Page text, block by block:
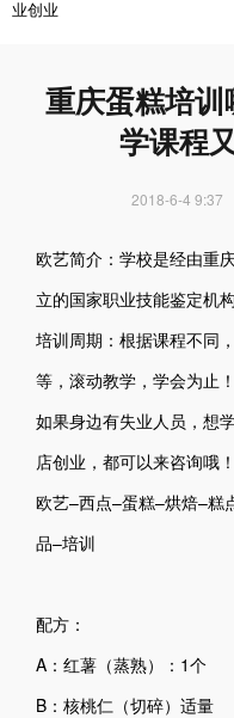
业创业
重庆蛋糕培
学课程
2018-6-4 9:37
欧艺简介：学校是经由重
立的国家职业技能鉴定机构
培训周期：根据课程不同
等，滚动教学，学会为止！
如果身边有失业人员，想
店创业，都可以来咨询哦！
欧艺–西点–蛋糕–烘焙–
品–培训
配方：
A：红薯（蒸熟）：1个
B：核桃仁（切碎）适量